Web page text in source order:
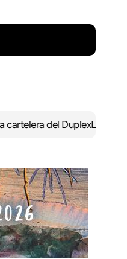
DuplexLa recuperación de